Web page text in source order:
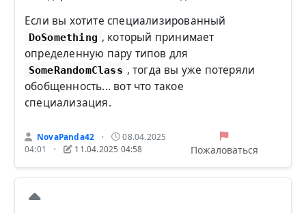
Если вы хотите специализированный
DoSomething , который принимает
определенную пару типов для
SomeRandomClass , тогда вы уже потеряли
обобщенность... вот что такое
специализация.
NovaPanda42 •
08.04.2025
04:01
• 11.04.2025 04:58 Пожаловаться